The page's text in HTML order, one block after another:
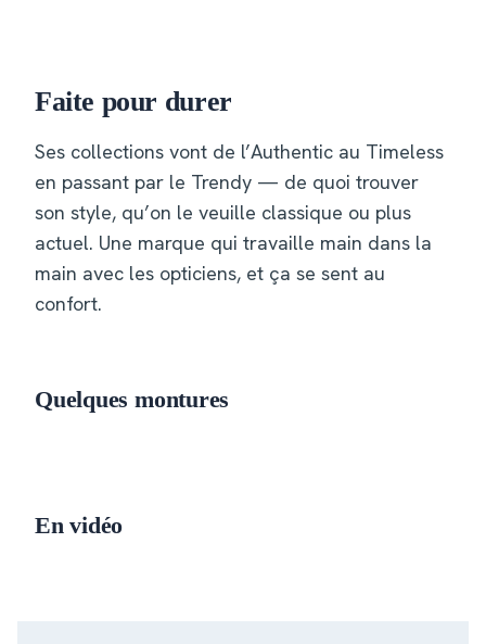
Faite pour durer
Ses collections vont de l’Authentic au Timeless
en passant par le Trendy — de quoi trouver
son style, qu’on le veuille classique ou plus
actuel. Une marque qui travaille main dans la
main avec les opticiens, et ça se sent au
confort.
Quelques montures
En vidéo